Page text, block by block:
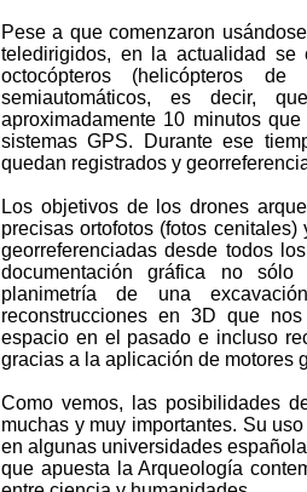
Pese a que comenzaron
teledirigidos, en la actualidad se
octocópteros (helicópteros
semiautomáticos, es decir,
aproximadamente 10 minutos
sistemas GPS. Durante ese
quedan registrados y
Los objetivos de los drones
precisas ortofotos (fotos
georreferenciadas desde todos
documentación gráfica no
planimetría de una
reconstrucciones en 3D que
espacio en el pasado e incluso
gracias a la aplicación de motores
Como vemos, las posibilidades
muchas y muy importantes. Su
en algunas universidades
que apuesta la Arqueología